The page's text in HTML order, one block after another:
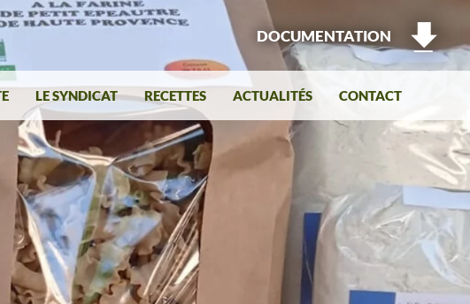
DOCUMENTATION
LE SYNDICAT RECETTES ACTUALITÉS CONTACT